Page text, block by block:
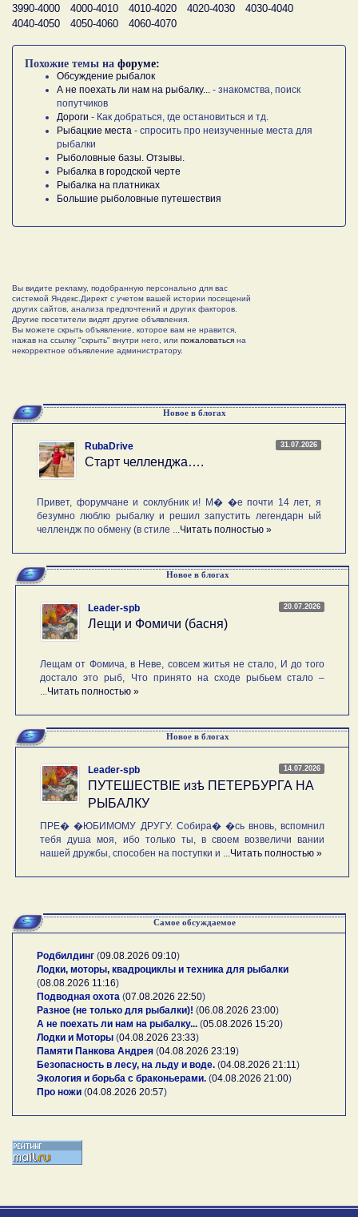
3990-4000
4000-4010 4010-4020 4020-4030
4030-4040
4040-4050
4050-4060 4060-4070
Похожие темы на форуме:
Обсуждение рыбалок
А не поехать ли нам на рыбалку... - знакомства, поиск
попутчиков
Дороги - Как добраться, где остановиться и тд.
Рыбацкие места - спросить про неизученные места для
рыбалки
Рыболовные базы. Отзывы.
Рыбалка в городской черте
Рыбалка на платниках
Большие рыболовные путешествия
Вы видите рекламу, подобранную персонально для вас
системой Яндекс.Директ с учетом вашей истории посещений
других сайтов, анализа предпочтений и других факторов.
Другие посетители видят другие объявления.
Вы можете скрыть объявление, которое вам не нравится,
нажав на ссылку "скрыть" внутри него, или пожаловаться на
некорректное объявление администратору.
Новое в блогах
31.07.2026
RubaDrive
Старт челленджа….
Привет, форумчане и соклубник и! М� �е почти 14 лет, я
безумно люблю рыбалку и решил запустить легендарн ый
челлендж по обмену (в стиле ...Читать полностью »
Новое в блогах
20.07.2026
Leader-spb
Лещи и Фомичи (басня)
Лещам от Фомича, в Неве, совсем житья не стало, И до того
достало это рыб, Что принято на сходе рыбьем стало –
...Читать полностью »
Новое в блогах
14.07.2026
Leader-spb
ПУТЕШЕСТВIE изѣ ПЕТЕРБУРГА НА
РЫБАЛКУ
ПРЕ� �ЮБИМОМУ ДРУГУ. Собира� �сь вновь, вспомнил
тебя душа моя, ибо только ты, в своем возвеличи вании
нашей дружбы, способен на поступки и ...Читать полностью »
Самое обсуждаемое
Родбилдинг (09.08.2026 09:10)
Лодки, моторы, квадроциклы и техника для рыбалки
(08.08.2026 11:16)
Подводная охота (07.08.2026 22:50)
Разное (не только для рыбалки)! (06.08.2026 23:00)
А не поехать ли нам на рыбалку... (05.08.2026 15:20)
Лодки и Моторы (04.08.2026 23:33)
Памяти Панкова Андрея (04.08.2026 23:19)
Безопасность в лесу, на льду и воде. (04.08.2026 21:11)
Экология и борьба с браконьерами. (04.08.2026 21:00)
Про ножи (04.08.2026 20:57)